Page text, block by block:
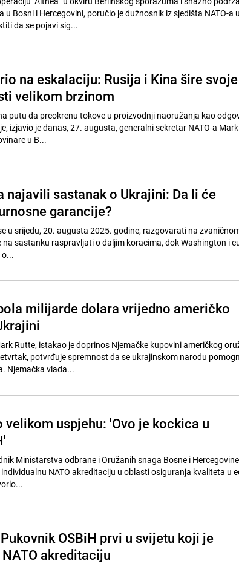
u Bosni i Hercegovini, poručio je dužnosnik iz sjedišta NATO-a
da se pojavi sig...
na eskalaciju: Rusija i Kina šire svoje
velikom brzinom
putu da preokrenu tokove u proizvodnji naoružanja kao
izjavio je danas, 27. augusta, generalni sekretar NATO-a
u B...
najavili sastanak o Ukrajini: Da li će
garancije?
u srijedu, 20. augusta 2025. godine, razgovarati na
na sastanku raspravljati o daljim koracima, dok Washington i
milijarde dolara vrijedno američko
Rutte, istakao je doprinos Njemačke kupovini američkog
potvrđuje spremnost da se ukrajinskom narodu
Njemačka vlada...
velikom uspjehu: 'Ovo je kockica u
Ministarstva odbrane i Oružanih snaga Bosne i
NATO akreditaciju u oblasti osiguranja kvaliteta u
OSBiH prvi u svijetu koji je
akreditaciju